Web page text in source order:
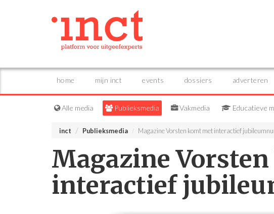
home mijn inct events dossiers adverteren
Alle media Publieksmedia Vakmedia Educatieve
inct Publieksmedia Magazine Vorsten komt met interactief
Magazine
interactief